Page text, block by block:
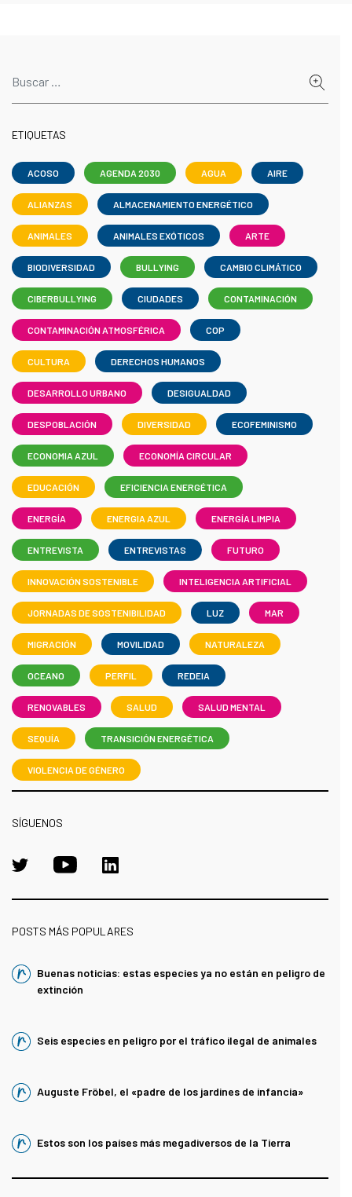
ETIQUETAS
ACOSO AGENDA 2030 AGUA AIRE
ALIANZAS ALMACENAMIENTO ENERGÉTICO
ANIMALES ANIMALES EXÓTICOS ARTE
BIODIVERSIDAD BULLYING CAMBIO CLIMÁTICO
CIBERBULLYING CIUDADES CONTAMINACIÓN
CONTAMINACIÓN ATMOSFÉRICA COP
CULTURA DERECHOS HUMANOS
DESARROLLO URBANO DESIGUALDAD
DESPOBLACIÓN DIVERSIDAD ECOFEMINISMO
ECONOMIA AZUL ECONOMÍA CIRCULAR
EDUCACIÓN EFICIENCIA ENERGÉTICA
ENERGÍA ENERGIA AZUL ENERGÍA LIMPIA
ENTREVISTA ENTREVISTAS FUTURO
INNOVACIÓN SOSTENIBLE INTELIGENCIA ARTIFICIAL
JORNADAS DE SOSTENIBILIDAD LUZ MAR
MIGRACIÓN MOVILIDAD NATURALEZA
OCEANO PERFIL REDEIA
RENOVABLES SALUD SALUD MENTAL
SEQUÍA TRANSICIÓN ENERGÉTICA
VIOLENCIA DE GÉNERO
SÍGUENOS
POSTS MÁS POPULARES
Buenas noticias: estas especies ya no están en peligro de
extinción
Seis especies en peligro por el tráfico ilegal de animales
Auguste Fröbel, el «padre de los jardines de infancia»
Estos son los países más megadiversos de la Tierra